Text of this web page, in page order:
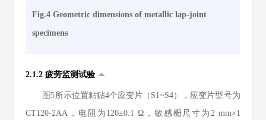
Fig.4 Geometric dimensions of metallic lap-joint
specimens
2.1.2 疲劳监测试验
图5所示位置粘贴4个应变片（S1~S4），应变片型号为
CT120-2AA，电阻为120±0.1 Ω，敏感栅尺寸为2 mm×1